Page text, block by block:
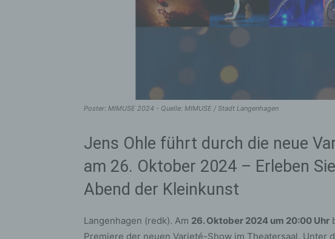
Poster: MIMUSE 2024 - Quelle: MIMUSE / Stadt Langenhagen
Jens Ohle führt durch die neue
am 26. Oktober 2024 – Erleben
Abend der Kleinkunst
Langenhagen (redk). Am 26. Oktober 2024 um 20:00 Uhr
Premiere der neuen Varieté-Show im Theatersaal. Unter